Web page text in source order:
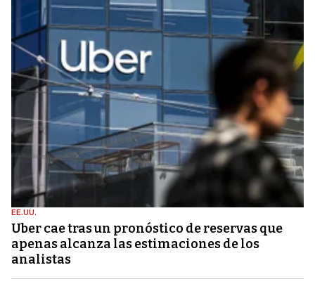
EE.UU.
Uber cae tras un pronóstico de reservas que
apenas alcanza las estimaciones de los
analistas